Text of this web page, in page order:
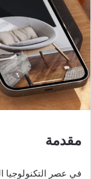
مقدمة
في عصر التكنولوجيا